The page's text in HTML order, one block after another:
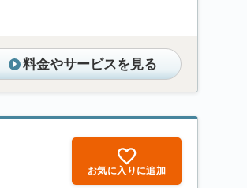
料金やサービスを見る
お気に入りに追加